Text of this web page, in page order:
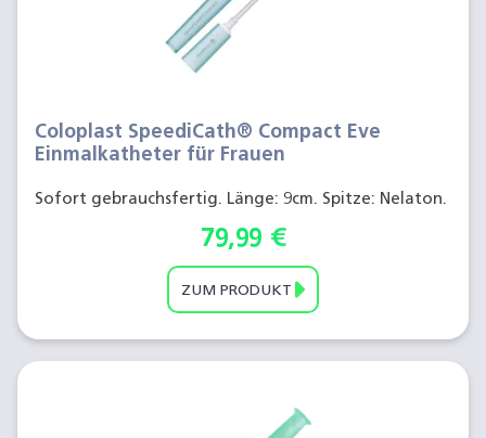
Coloplast SpeediCath® Compact Eve
Einmalkatheter für Frauen
Sofort gebrauchsfertig. Länge: 9cm. Spitze: Nelaton.
79,99 €
ZUM PRODUKT